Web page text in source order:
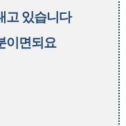
고 있습니다
이면되요